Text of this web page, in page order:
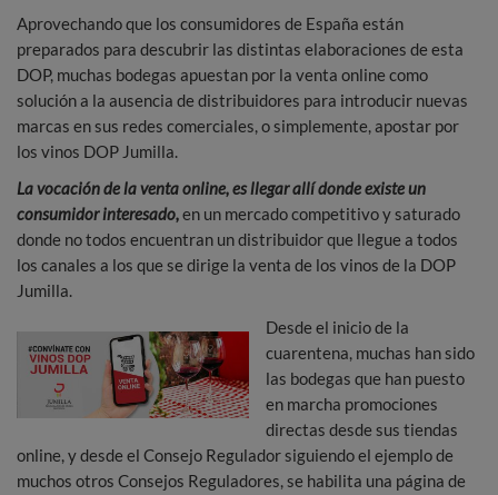
Aprovechando que los consumidores de España están
preparados para descubrir las distintas elaboraciones de esta
DOP, muchas bodegas apuestan por la venta online como
solución a la ausencia de distribuidores para introducir nuevas
marcas en sus redes comerciales, o simplemente, apostar por
los vinos DOP Jumilla.
La vocación de la venta online, es llegar allí donde existe un
consumidor interesado,en un mercado competitivo y saturado
donde no todos encuentran un distribuidor que llegue a todos
los canales a los que se dirige la venta de los vinos de la DOP
Jumilla.
Desde el inicio de la
cuarentena, muchas han sido
las bodegas que han puesto
en marcha promociones
directas desde sus tiendas
online, y desde el Consejo Regulador siguiendo el ejemplo de
muchos otros Consejos Reguladores, se habilita una página de